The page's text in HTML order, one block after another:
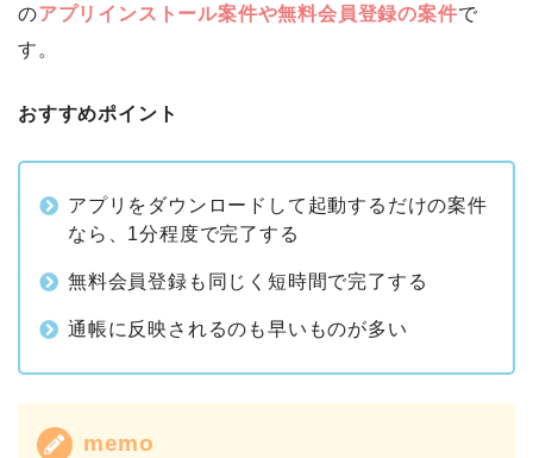
のアプリインストール案件や無料会員登録の案件で
す。
おすすめポイント
アプリをダウンロードして起動するだけの案件
なら、1分程度で完了する
無料会員登録も同じく短時間で完了する
通帳に反映されるのも早いものが多い
memo